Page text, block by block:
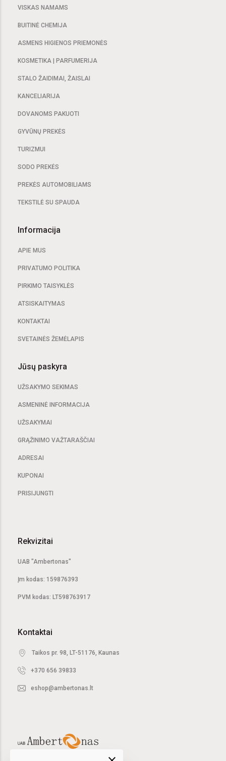
VISKAS NAMAMS
BUITINĖ CHEMIJA
ASMENS HIGIENOS PRIEMONĖS
KOSMETIKA | PARFUMERIJA
STALO ŽAIDIMAI, ŽAISLAI
KANCELIARIJA
DOVANOMS PAKUOTI
GYVŪNŲ PREKĖS
TURIZMUI
SODO PREKĖS
PREKĖS AUTOMOBILIAMS
TEKSTILĖ SU SPAUDA
Informacija
APIE MUS
PRIVATUMO POLITIKA
PIRKIMO TAISYKLĖS
ATSISKAITYMAS
KONTAKTAI
SVETAINĖS ŽEMĖLAPIS
Jūsų paskyra
UŽSAKYMO SEKIMAS
ASMENINĖ INFORMACIJA
UŽSAKYMAI
GRĄŽINIMO VAŽTARAŠČIAI
ADRESAI
KUPONAI
PRISIJUNGTI
Rekvizitai
UAB "Ambertonas"
Įm kodas: 159876393
PVM kodas: LT598763917
Kontaktai
Taikos pr. 98, LT-51176, Kaunas
+370 656 39833
eshop@ambertonas.lt